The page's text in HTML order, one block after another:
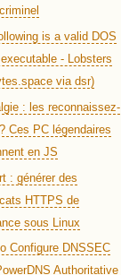
is a valid DOS
- Lobsters
via dsr)
: les reconnaissez-
Ces PC légendaires
en JS
: générer des
HTTPS de
sous Linux
Configure DNSSEC
Authoritative